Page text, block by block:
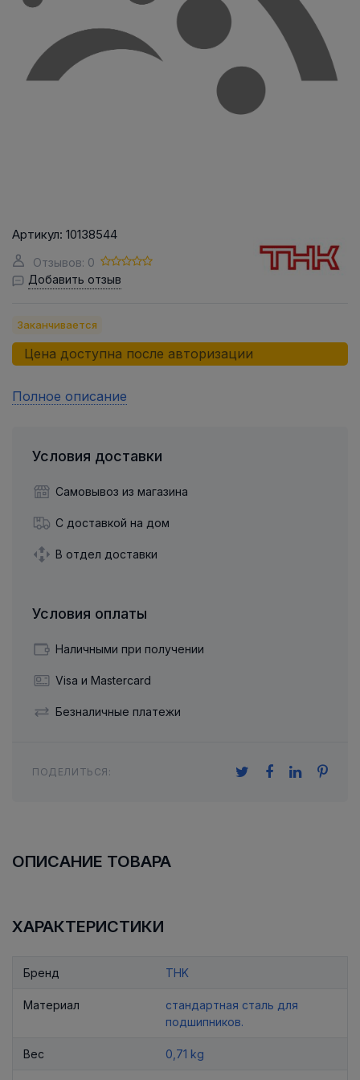
Артикул: 10138544
Отзывов: 0
Добавить отзыв
Заканчивается
Цена доступна после авторизации
Полное описание
Условия доставки
Самовывоз из магазина
С доставкой на дом
В отдел доставки
Условия оплаты
Наличными при получении
Visa и Mastercard
Безналичные платежи
ПОДЕЛИТЬСЯ:
ОПИСАНИЕ ТОВАРА
ХАРАКТЕРИСТИКИ
Бренд THK
Материал
стандартная сталь для
подшипников.
Вес 0,71 kg